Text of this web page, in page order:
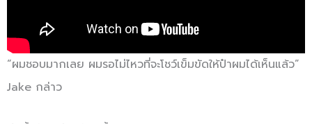
“ผมชอบมากเลย ผมรอไม่ไหวที่จะโชว์เข็มขัดให้ป๋าผมได้เห็นแล้ว”
Jake กล่าว